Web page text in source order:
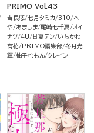
PRIMO Vol.43
吉良悠 七月タミカ 310 へ
や
あましま 尾崎七千夏 オイ
ナツ 4U 甘夏テン いちかわ
有花
PRIMO編集部 冬月光
輝 柚子れもん クレイン